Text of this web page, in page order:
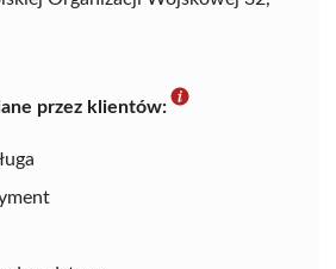
przez klientów: